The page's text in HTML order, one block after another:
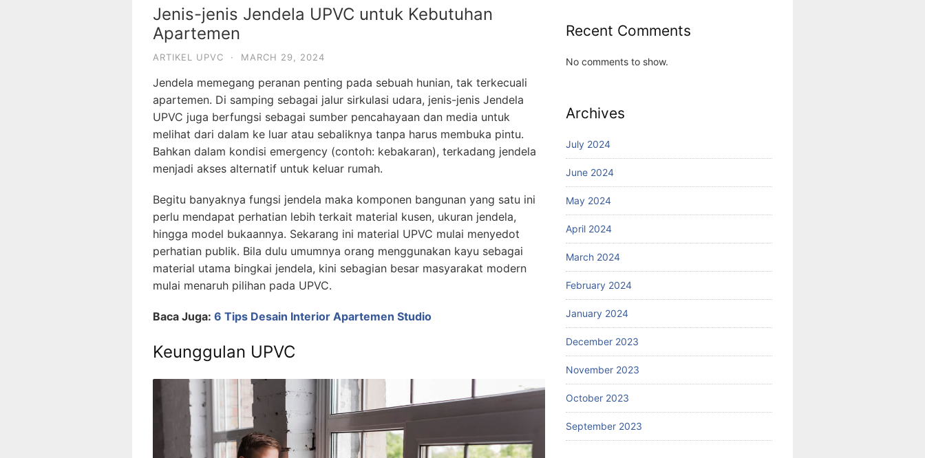
Jenis-jenis Jendela UPVC untuk Kebutuhan
Apartemen
ARTIKEL UPVC · MARCH 29, 2024
Jendela memegang peranan penting pada sebuah hunian, tak terkecuali
apartemen. Di samping sebagai jalur sirkulasi udara, jenis-jenis Jendela
UPVC juga berfungsi sebagai sumber pencahayaan dan media untuk
melihat dari dalam ke luar atau sebaliknya tanpa harus membuka pintu.
Bahkan dalam kondisi emergency (contoh: kebakaran), terkadang jendela
menjadi akses alternatif untuk keluar rumah.
Begitu banyaknya fungsi jendela maka komponen bangunan yang satu ini
perlu mendapat perhatian lebih terkait material kusen, ukuran jendela,
hingga model bukaannya. Sekarang ini material UPVC mulai menyedot
perhatian publik. Bila dulu umumnya orang menggunakan kayu sebagai
material utama bingkai jendela, kini sebagian besar masyarakat modern
mulai menaruh pilihan pada UPVC.
Baca Juga: 6 Tips Desain Interior Apartemen Studio
Keunggulan UPVC
Recent Comments
No comments to show.
Archives
July 2024
June 2024
May 2024
April 2024
March 2024
February 2024
January 2024
December 2023
November 2023
October 2023
September 2023